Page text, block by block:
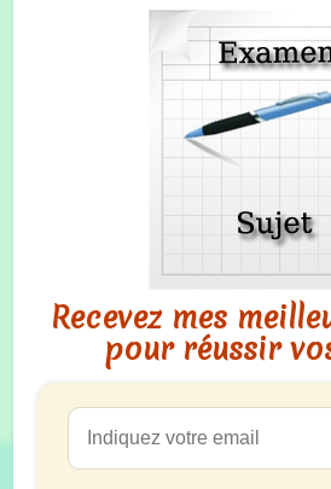
Recevez mes
pour réussir